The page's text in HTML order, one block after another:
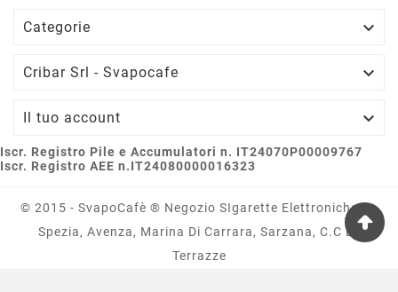
Categorie 
Cribar Srl - Svapocafe 
Il tuo account 
Iscr. Registro Pile e Accumulatori n. IT24070P00009767
Iscr. Registro AEE n.IT24080000016323
© 2015 - SvapoCafè ® Negozio SIgarette Elettroniche La
Spezia, Avenza, Marina Di Carrara, Sarzana, C.c Le
Terrazze